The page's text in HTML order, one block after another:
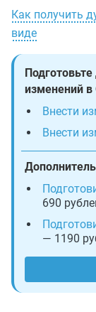
Как получить
виде
изменений
Внести
Внести
690
— 1190